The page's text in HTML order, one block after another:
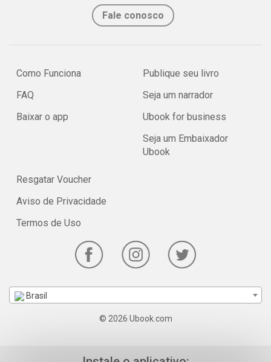
Fale conosco
Como Funciona
FAQ
Baixar o app
Publique seu livro
Seja um narrador
Ubook for business
Seja um Embaixador
Ubook
Resgatar Voucher
Aviso de Privacidade
Termos de Uso
Brasil
© 2026 Ubook.com